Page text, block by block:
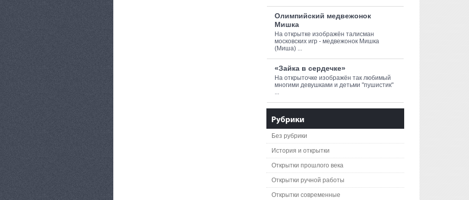
Олимпийский медвежонок
Мишка
На открытке изображён талисман
московских игр - медвежонок Мишка
(Миша) ...
«Зайка в сердечке»
На открыточке изображён так любимый
многими девушками и детьми "пушистик"
Без рубрики
История и открытки
Открытки прошлого века
Открытки ручной работы
Открытки современные